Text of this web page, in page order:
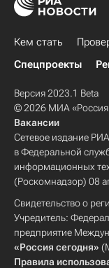
Кем стать
Спецпроекты
Версия 2023.1 Beta
© 2026 МИА «Россия
Вакансии
Сетевое издание
в Федеральной
информационных
(Роскомнадзор) 08
Свидетельство о
Учредитель:
предприятие
«Россия сегодня»
Правила